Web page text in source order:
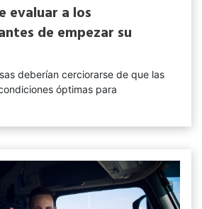
evaluar a los
de empezar su
deberían cerciorarse de que las
óptimas para